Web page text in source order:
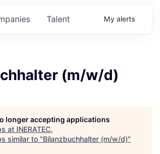
Talent My alerts
(m/w/d)
longer accepting applications
at INERATEC.
similar to "Bilanzbuchhalter (m/w/d)"